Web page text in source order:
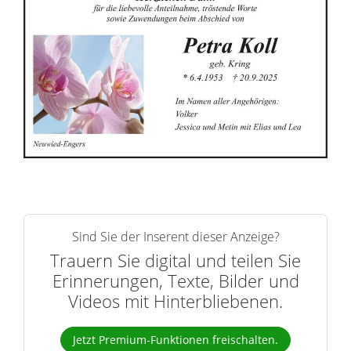
n
Sind Sie der Inserent dieser Anzeige?
Trauern Sie digital und teilen Sie
Erinnerungen, Texte, Bilder und
Videos mit Hinterbliebenen.
Jetzt Premium-Funktionen freischalten.